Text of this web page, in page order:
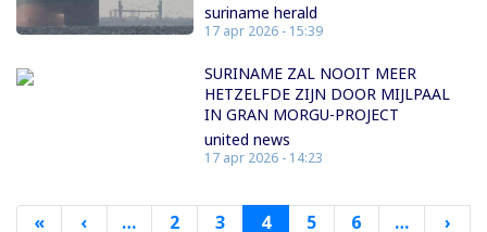
suriname herald
17 apr 2026 - 15:39
SURINAME ZAL NOOIT MEER
HETZELFDE ZIJN DOOR MIJLPAAL
IN GRAN MORGU-PROJECT
united news
17 apr 2026 - 14:23
«Eerste
‹ Vorige
… 2 3 4 5 6 … ›